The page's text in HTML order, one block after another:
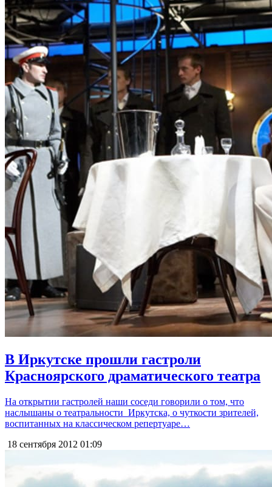
В Иркутске прошли гастроли
Красноярского драматического театра
На открытии гастролей наши соседи говорили о том, что
наслышаны о театральности Иркутска, о чуткости зрителей,
воспитанных на классическом репертуаре…
18 сентября 2012 01:09